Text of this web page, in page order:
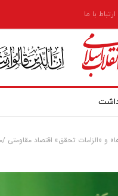
ارتباط با ما
تحقق» اقتصاد مقاومتی /